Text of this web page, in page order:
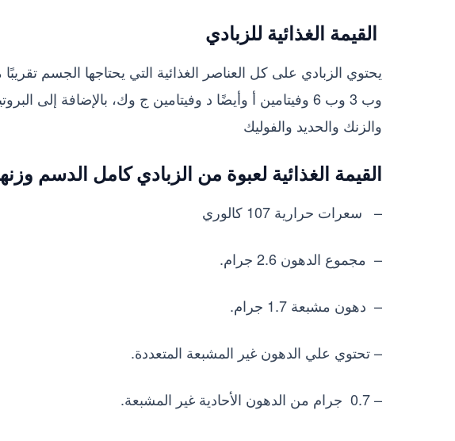
القيمة الغذائية للزبادي
وب 3 وب 6 وفيتامين أ وأيضًا د وفيتامين ج وك، بالإضافة إلى
والزنك والحديد والفوليك
القيمة الغذائية لعبوة من الزبادي كامل الدسم وزنها
– سعرات حرارية 107 كالوري
– مجموع الدهون 2.6 جرام.
– دهون مشبعة 1.7 جرام.
– تحتوي علي الدهون غير المشبعة المتعددة.
– 0.7 جرام من الدهون الأحادية غير المشبعة.